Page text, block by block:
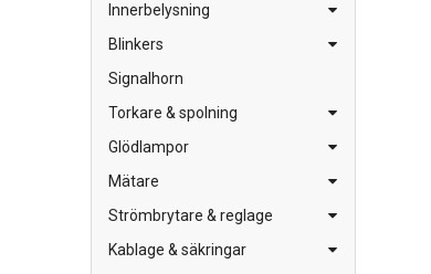
Innerbelysning
Blinkers
Signalhorn
Torkare & spolning
Glödlampor
Mätare
Strömbrytare & reglage
Kablage & säkringar